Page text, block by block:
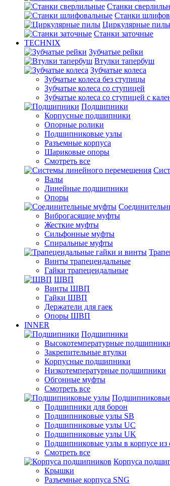
Станки
Станки
Циркулярные пилы
Станки заточные
TECHNIX
Зубчатые рейки
Втулки тапербуш
Зубчатые колеса
Зубчатые колеса без ступицы
Зубчатые колеса со ступицей
Зубчатые колеса со ступицей с
Подшипники
Корпусные подшипники
Опорные ролики
Подшипниковые узлы
Разъемные корпуса
Шариковые опоры
Смотреть все
Валы
Линейные подшипники
Опоры
Виброгасящие муфты
Жесткие муфты
Сильфонные муфты
Спиральные муфты
Винты трапецеидальные
Гайки трапецеидальные
ШВП
Винты ШВП
Гайки ШВП
Держатели для гаек
Опоры ШВП
INNER
Подшипники
Высокотемпературные подшипники
Закрепительные втулки
Корпусные подшипники
Низкотемпературные подшипники
Обгонные муфты
Смотреть все
Подшипники для борон
Подшипниковые узлы SB
Подшипниковые узлы UC
Подшипниковые узлы UK
Подшипниковые узлы в корпусе из
Смотреть все
Корпуса
Крышки
Разъемные корпуса SNG